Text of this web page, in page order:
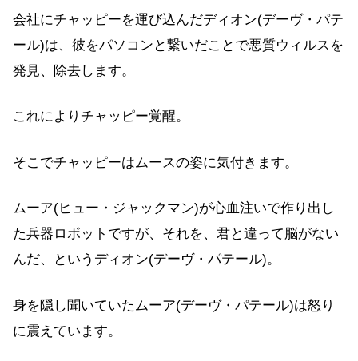
会社にチャッピーを運び込んだディオン(デーヴ・パテ
ール)は、彼をパソコンと繋いだことで悪質ウィルスを
発見、除去します。
これによりチャッピー覚醒。
そこでチャッピーはムースの姿に気付きます。
ムーア(ヒュー・ジャックマン)が心血注いで作り出し
た兵器ロボットですが、それを、君と違って脳がない
んだ、というディオン(デーヴ・パテール)。
身を隠し聞いていたムーア(デーヴ・パテール)は怒り
に震えています。